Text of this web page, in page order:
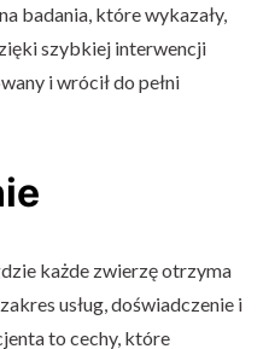
badania, które wykazały,
szybkiej interwencji
i wrócił do pełni
każde zwierzę otrzyma
usług, doświadczenie i
to cechy, które